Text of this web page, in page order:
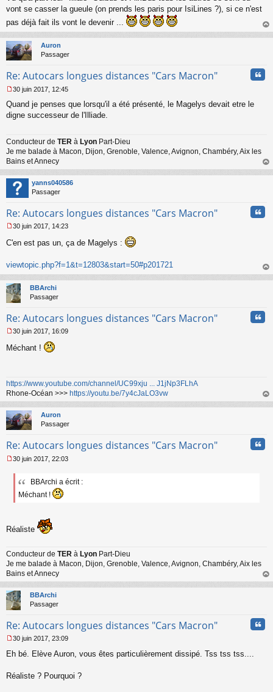
s
a
e
n
o
l
u
vont se casser la gueule (on prends les paris pour IsiLines ?), si ce n'est
pas déjà fait ils vont le devenir ...
au
Auron
Passager
Re: Autocars longues distances "Cars Macron"
e
s
g
e
n
o
n
l
u
30 juin 2017, 12:45
Quand je penses que lorsqu'il a été présenté, le Magelys devait etre le
digne successeur de l'Illiade.
Conducteur de TER à Lyon Part-Dieu
Je me balade à Macon, Dijon, Grenoble, Valence, Avignon, Chambéry, Aix les
Bains et Annecy
au
yanns040586
Passager
Re: Autocars longues distances "Cars Macron"
e
a
e
n
n
u
30 juin 2017, 14:23
C'en est pas un, ça de Magelys :
viewtopic.php?f=1&t=12803&start=50#p201721
au
BBArchi
Passager
Re: Autocars longues distances "Cars Macron"
e
g
e
n
o
n
l
30 juin 2017, 16:09
Méchant !
https://www.youtube.com/channel/UC99xju ... J1jNp3FLhA
Rhone-Océan >>> https://youtu.be/7y4cJaLO3vw
au
Auron
Passager
Re: Autocars longues distances "Cars Macron"
e
a
n
l
u
30 juin 2017, 22:03
BBArchi a écrit :
Méchant !
Réaliste
Conducteur de TER à Lyon Part-Dieu
Je me balade à Macon, Dijon, Grenoble, Valence, Avignon, Chambéry, Aix les
Bains et Annecy
au
BBArchi
Passager
Re: Autocars longues distances "Cars Macron"
e
s
30 juin 2017, 23:09
Eh bé. Elève Auron, vous êtes particulièrement dissipé. Tss tss tss....
Réaliste ? Pourquoi ?